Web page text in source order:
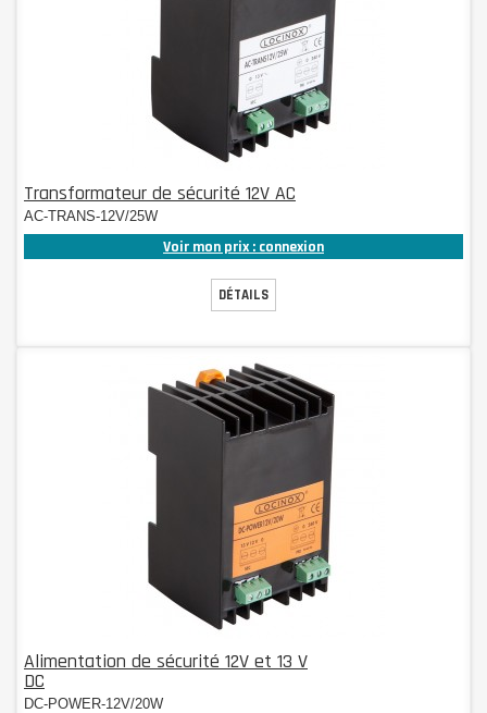
Transformateur de sécurité 12V AC
AC-TRANS-12V/25W
Voir mon prix : connexion
DÉTAILS
Alimentation de sécurité 12V et 13 V
DC
DC-POWER-12V/20W